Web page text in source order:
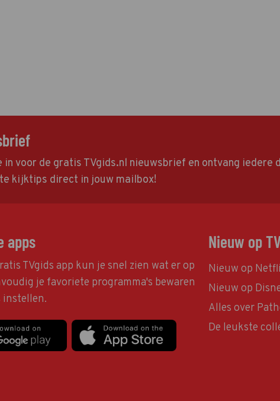
in voor de gratis TVgids.nl nieuwsbrief en ontvang iedere
kijktips direct in jouw mailbox!
apps
TVgids app kun je snel zien wat er op
je favoriete programma's bewaren
instellen.
Nieuw op
Nieuw op
Nieuw op
Alles over
De leukste